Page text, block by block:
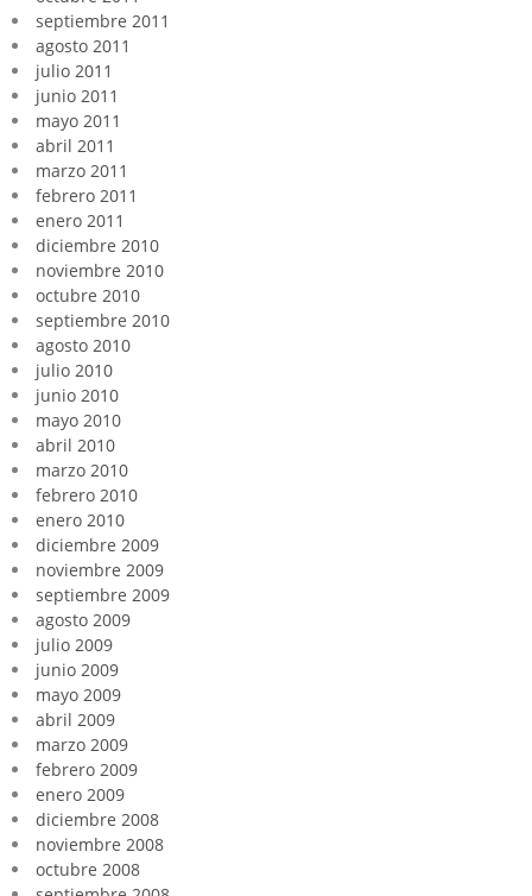
septiembre 2011
agosto 2011
julio 2011
junio 2011
mayo 2011
abril 2011
marzo 2011
febrero 2011
enero 2011
diciembre 2010
noviembre 2010
octubre 2010
septiembre 2010
agosto 2010
julio 2010
junio 2010
mayo 2010
abril 2010
marzo 2010
febrero 2010
enero 2010
diciembre 2009
noviembre 2009
septiembre 2009
agosto 2009
julio 2009
junio 2009
mayo 2009
abril 2009
marzo 2009
febrero 2009
enero 2009
diciembre 2008
noviembre 2008
octubre 2008